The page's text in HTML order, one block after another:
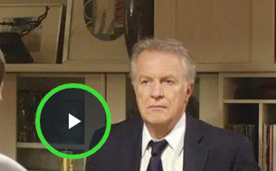
Play